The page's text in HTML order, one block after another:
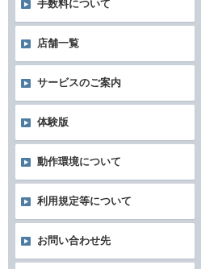
手数料について
店舗一覧
サービスのご案内
体験版
動作環境について
利用規定等について
お問い合わせ先